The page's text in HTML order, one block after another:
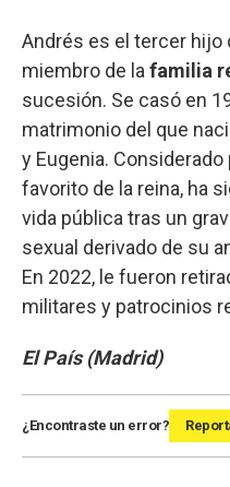
Andrés es el tercer hijo
miembro de la familia
sucesión. Se casó en
matrimonio del que
y Eugenia.
favorito de la reina, ha
vida pública tras un
sexual derivado de su
En 2022, le fueron
militares y patrocinios
El País (Madrid)
¿Encontraste un error?